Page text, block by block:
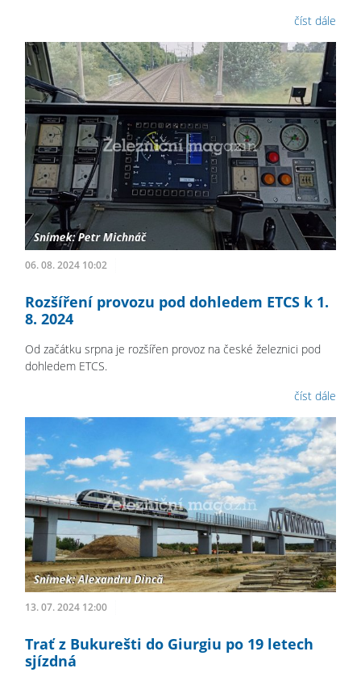
číst dále
06. 08. 2024 10:02
Rozšíření provozu pod dohledem ETCS k 1.
8. 2024
Od začátku srpna je rozšířen provoz na české železnici pod
dohledem ETCS.
číst dále
13. 07. 2024 12:00
Trať z Bukurešti do Giurgiu po 19 letech
sjízdná